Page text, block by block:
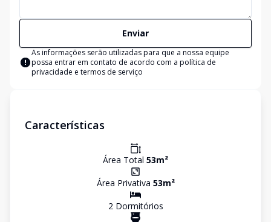
Enviar
As informações serão utilizadas para que a nossa equipe
possa entrar em contato de acordo com a política de
privacidade e termos de serviço
Características
Área Total 53m²
Área Privativa 53m²
2Dormitórios